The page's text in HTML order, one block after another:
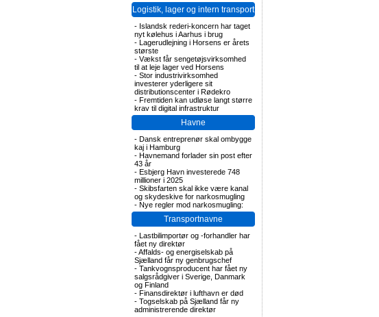
Logistik, lager og intern transport
- Islandsk rederi-koncern har taget
nyt kølehus i Aarhus i brug
- Lagerudlejning i Horsens er årets
største
- Vækst får sengetøjsvirksomhed
til at leje lager ved Horsens
- Stor industrivirksomhed
investerer yderligere sit
distributionscenter i Rødekro
- Fremtiden kan udløse langt større
krav til digital infrastruktur
Havne
- Dansk entreprenør skal ombygge
kaj i Hamburg
- Havnemand forlader sin post efter
43 år
- Esbjerg Havn investerede 748
millioner i 2025
- Skibsfarten skal ikke være kanal
og skydeskive for narkosmugling
- Nye regler mod narkosmugling:
Transportnavne
- Lastbilimportør og -forhandler har
fået ny direktør
-Affalds- og energiselskab på
Sjælland får ny genbrugschef
- Tankvognsproducent har fået ny
salgsrådgiver i Sverige, Danmark
og Finland
- Finansdirektør i lufthavn er død
- Togselskab på Sjælland får ny
administrerende direktør